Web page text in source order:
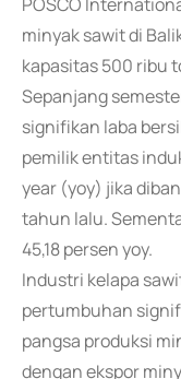
minyak sawit di
kapasitas 500 ribu
Sepanjang
signifikan laba
pemilik entitas
year (yoy) jika
tahun lalu.
45,18 persen yoy.
Industri kelapa
pertumbuhan
pangsa produksi
dengan ekspor